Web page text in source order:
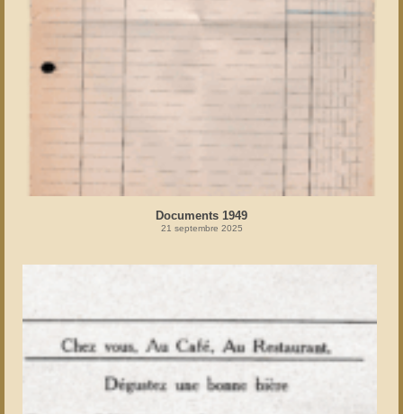
Documents 1949
21 septembre 2025